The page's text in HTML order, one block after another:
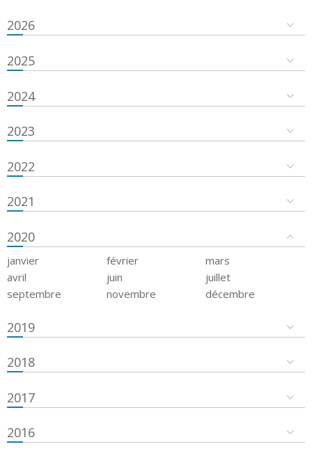
2026
2025
2024
2023
2022
2021
2020
janvier février
mars
avril
juin
juillet
septembre
novembre décembre
2019
2018
2017
2016